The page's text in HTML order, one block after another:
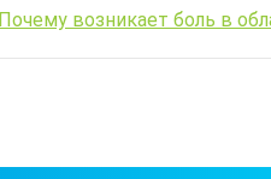
Почему возникает боль в